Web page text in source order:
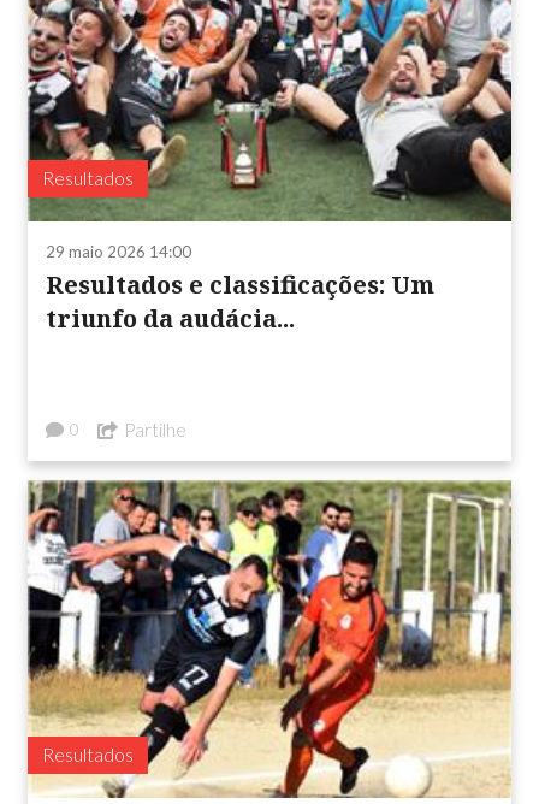
Resultados
29 maio 2026 14:00
Resultados e classificações: Um
triunfo da audácia...
0 Partilhe
Resultados